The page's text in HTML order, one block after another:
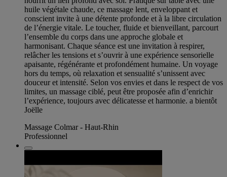
huile végétale chaude, ce massage lent, enveloppant et
conscient invite à une détente profonde et à la libre circulation
de l’énergie vitale. Le toucher, fluide et bienveillant, parcourt
l’ensemble du corps dans une approche globale et
harmonisant. Chaque séance est une invitation à respirer,
relâcher les tensions et s’ouvrir à une expérience sensorielle
apaisante, régénérante et profondément humaine. Un voyage
hors du temps, où relaxation et sensualité s’unissent avec
douceur et intensité. Selon vos envies et dans le respect de vos
limites, un massage ciblé, peut être proposée afin d’enrichir
l’expérience, toujours avec délicatesse et harmonie. a bientôt
Joëlle
Massage Colmar - Haut-Rhin
Professionnel